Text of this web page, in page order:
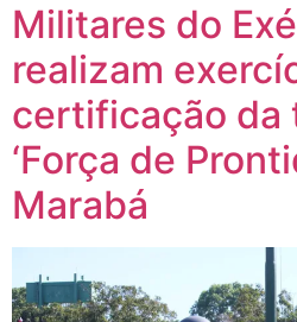
Militares do
realizam
certificação da
‘Força de
Marabá